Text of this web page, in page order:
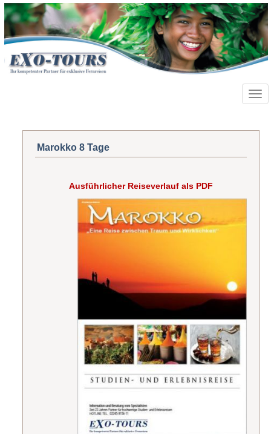
Marokko 8 Tage
Ausführlicher Reiseverlauf als PDF